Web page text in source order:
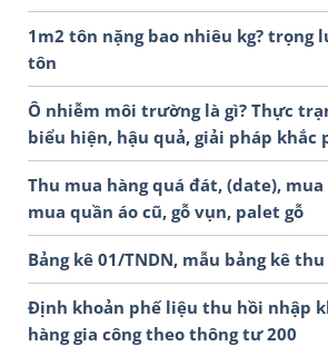
1m2 tôn nặng bao nhiêu kg? trọng
tôn
Ô nhiễm môi trường là gì? Thực
biểu hiện, hậu quả, giải pháp khắc
Thu mua hàng quá đát, (date),
mua quần áo cũ, gỗ vụn, palet gỗ
Bảng kê 01/TNDN, mẫu bảng kê
Định khoản phế liệu thu hồi nhập
hàng gia công theo thông tư 200